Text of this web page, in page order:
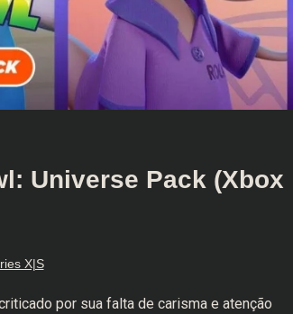
Universe Pack (Xbox
X|S
por sua falta de carisma e atenção